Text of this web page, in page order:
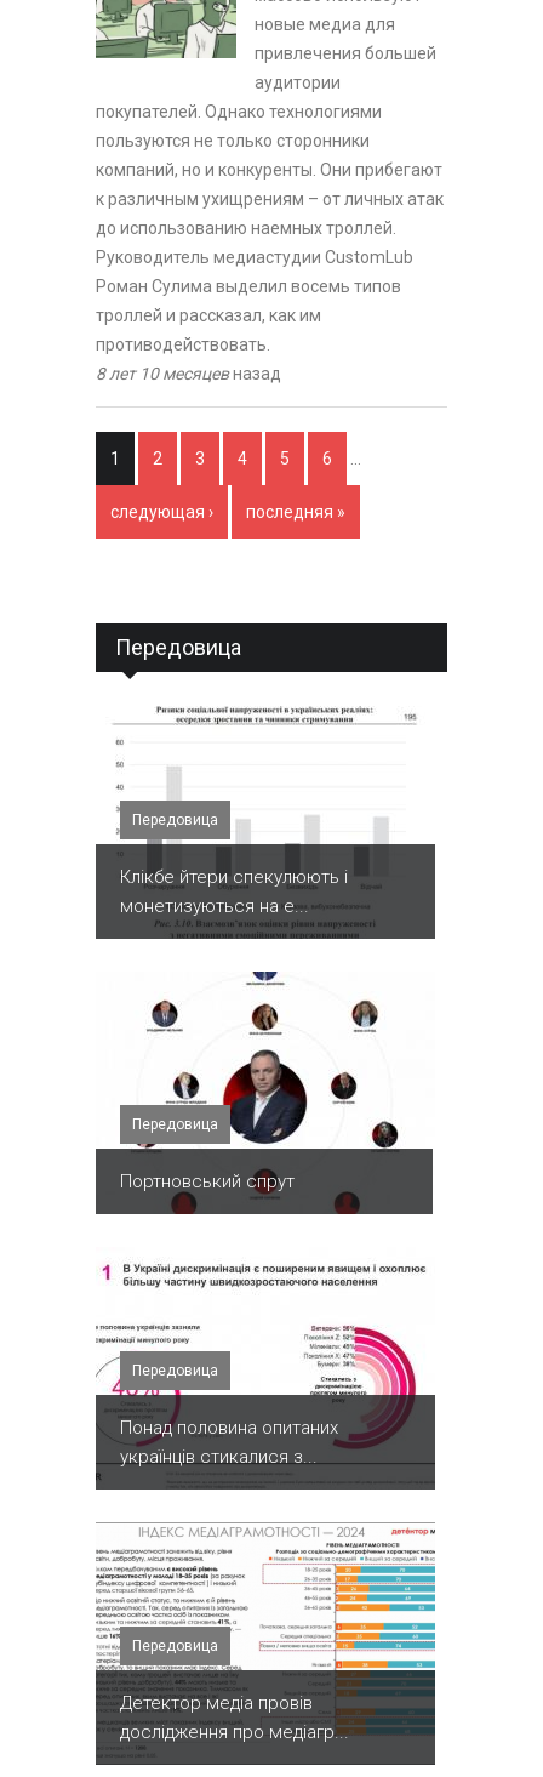
новые медиа для
привлечения большей
аудитории
покупателей. Однако технологиями
пользуются не только сторонники
компаний, но и конкуренты. Они прибегают
к различным ухищрениям – от личных атак
до использованию наемных троллей.
Руководитель медиастудии СustomLub
Роман Сулима выделил восемь типов
троллей и рассказал, как им
противодействовать.
8 лет 10 месяцевназад
Страницы
1 2 3 4 5 6
следующая › последняя »
Передовица
Передовица
Клікбе йтери спекулюють і
монетизуються на е...
Передовица
Портновський спрут
Передовица
Понад половина опитаних
українців стикалися з...
Передовица
Детектор медіа провів
дослідження про медіагр...